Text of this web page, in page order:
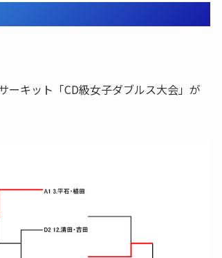
ーキット「CD級女子ダブルス大会」が